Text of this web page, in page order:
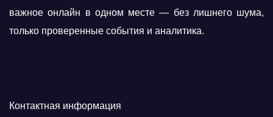
важное онлайн в одном месте — без лишнего шума,
только проверенные события и аналитика.
Контактная информация